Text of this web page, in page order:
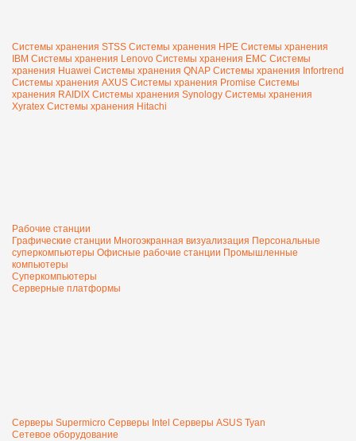
Системы хранения STSS Системы хранения HPE Системы хранения
IBM Системы хранения Lenovo Системы хранения EMC Системы
хранения Huawei Системы хранения QNAP Системы хранения Infortrend
Системы хранения AXUS Системы хранения Promise Системы
хранения RAIDIX Системы хранения Synology Системы хранения
Xyratex Системы хранения Hitachi
Рабочие станции
Графические станции Многоэкранная визуализация Персональные
суперкомпьютеры Офисные рабочие станции Промышленные
компьютеры
Суперкомпьютеры
Серверные платформы
Серверы Supermicro Серверы Intel Серверы ASUS Tyan
Сетевое оборудование